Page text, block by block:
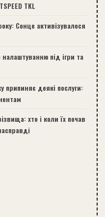
TKL
Сонце активізувалося
під ігри та
припиняє деякі послуги:
хто і коли їх почав